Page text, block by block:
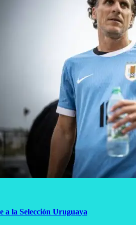
a la Selección Uruguaya